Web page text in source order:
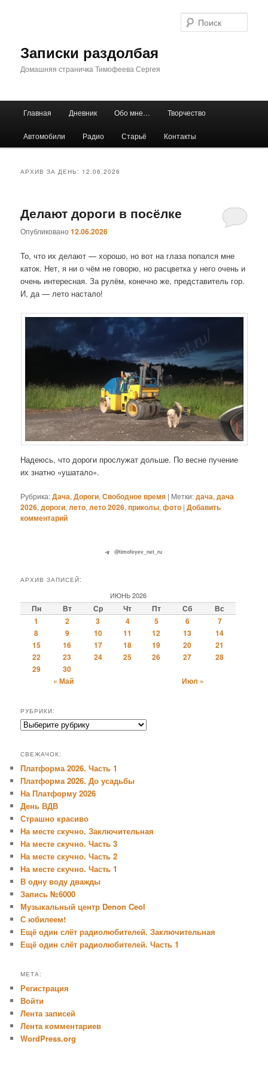
Записки раздолбая
Домашняя страничка Тимофеева Сергея
Главная Дневник Обо мне… Творчество
Автомобили Радио Старьё Контакты
АРХИВ ЗА ДЕНЬ: 12.06.2026
Делают дороги в посёлке
Опубликовано12.06.2026
То, что их делают — хорошо, но вот на глаза попался мне
каток. Нет, я ни о чём не говорю, но расцветка у него очень и
очень интересная. За рулём, конечно же, представитель гор.
И, да — лето настало!
Надеюсь, что дороги прослужат дольше. По весне пучение
их знатно «ушатало».
Рубрика:Дача,Дороги,Свободное время | Метки:дача,дача
2026,дороги,лето,лето 2026,приколы,фото |Добавить
комментарий
@timofeyev_net_ru
АРХИВ ЗАПИСЕЙ:
ИЮНЬ 2026
Пн Вт Ср Чт Пт Сб
Вс
1
2 3 4 5 6
7
8
9 10 11 12 13
14
15
16 17 18 19 20
21
22
23 24 25 26 27
28
29
30
« Май
Июл »
РУБРИКИ:
Рубрики:
СВЕЖАЧОК:
Платформа 2026. Часть 1
Платформа 2026. До усадьбы
На Платформу 2026
День ВДВ
Страшно красиво
На месте скучно. Заключительная
На месте скучно. Часть 3
На месте скучно. Часть 2
На месте скучно. Часть 1
В одну воду дважды
Запись №6000
Музыкальный центр Denon Ceol
С юбилеем!
Ещё один слёт радиолюбителей. Заключительная
Ещё один слёт радиолюбителей. Часть 1
МЕТА:
Регистрация
Войти
Лента записей
Лента комментариев
WordPress.org